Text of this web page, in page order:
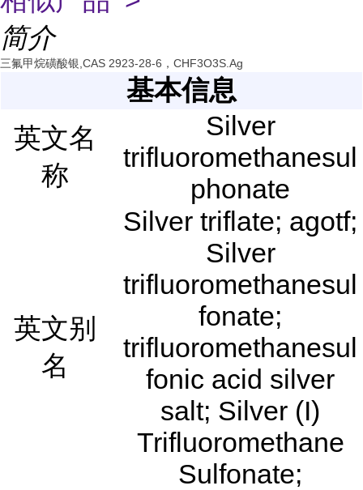
简介
三氟甲烷磺酸银,CAS 2923-28-6，CHF3O3S.Ag
基本信息
英文名
称
Silver
trifluoromethanesul
phonate
英文别
名
Silver triflate; agotf;
Silver
trifluoromethanesul
fonate;
trifluoromethanesul
fonic acid silver
salt; Silver (I)
Trifluoromethane
Sulfonate;